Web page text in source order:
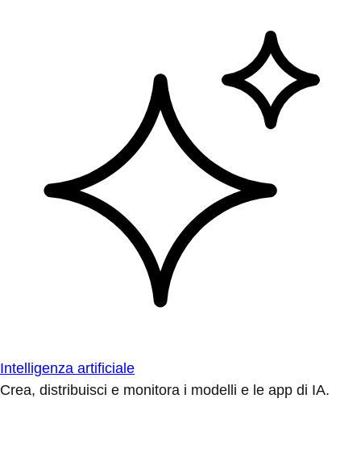
Intelligenza artificiale
Crea, distribuisci e monitora i modelli e le app di IA.